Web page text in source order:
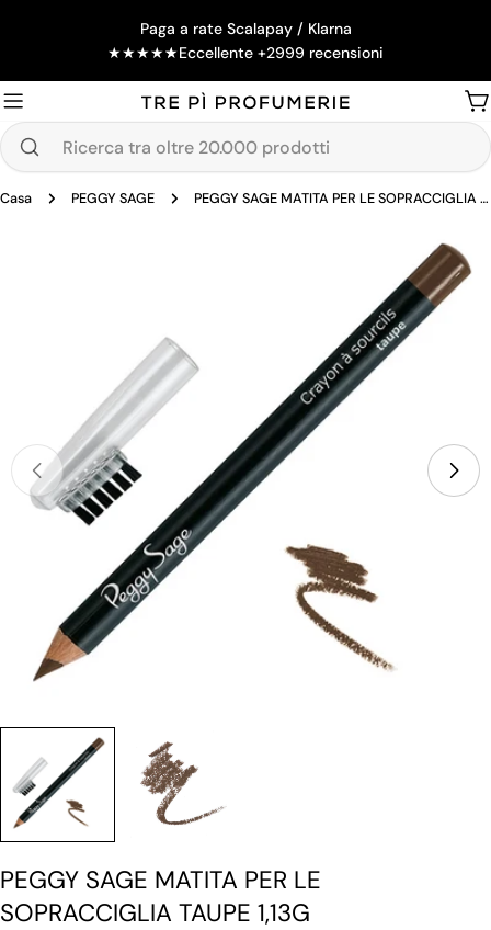
Paga a rate Scalapay / Klarna
★★★★★Eccellente +2999 recensioni
Ricerca
oltre
Casa PEGGY SAGE PEGGY SAGE MATITA PER LE SOPRACCIGLIA TAUPE 1,13G
supporto 0 in modalità modale
PEGGY SAGE MATITA PER LE
SOPRACCIGLIA TAUPE 1,13G